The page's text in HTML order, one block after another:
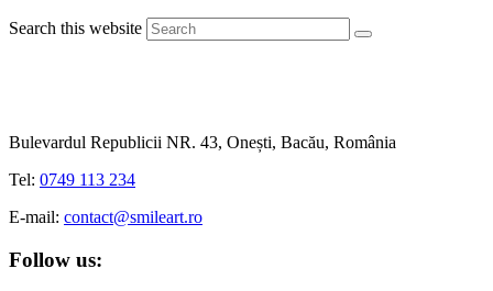
Search this website
Bulevardul Republicii NR. 43, Onești, Bacău, România
Tel: 0749 113 234
E-mail: contact@smileart.ro
Follow us: